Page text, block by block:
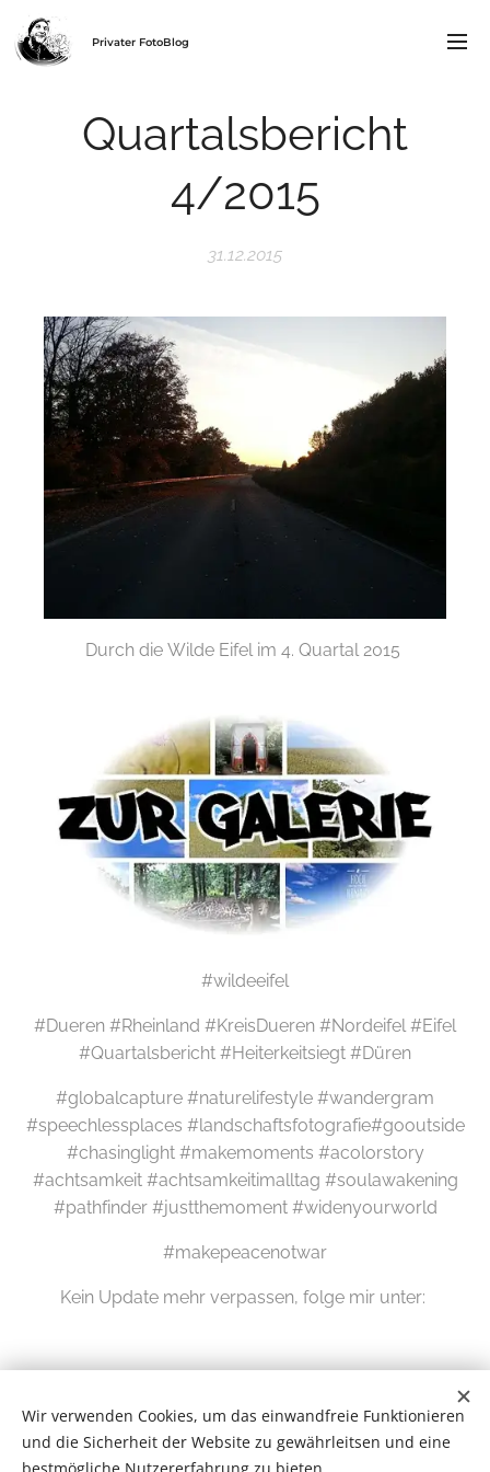
Privater FotoBlog
Quartalsbericht
4/2015
31.12.2015
Durch die Wilde Eifel im 4. Quartal 2015
#wildeeifel
#Dueren #Rheinland #KreisDueren #Nordeifel #Eifel
#Quartalsbericht #Heiterkeitsiegt #Düren
#globalcapture #naturelifestyle #wandergram
#speechlessplaces #landschaftsfotografie#gooutside
#chasinglight #makemoments #acolorstory
#achtsamkeit #achtsamkeitimalltag #soulawakening
#pathfinder #justthemoment #widenyourworld
#makepeacenotwar
Kein Update mehr verpassen, folge mir unter:
Wir verwenden Cookies, um das einwandfreie Funktionieren
und die Sicherheit der Website zu gewährleitsen und eine